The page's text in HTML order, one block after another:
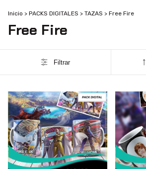
Inicio > PACKS DIGITALES > TAZAS > Free Fire
Free Fire
Filtrar